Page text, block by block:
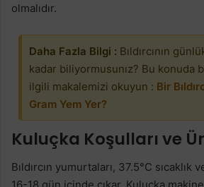
olmalıdır.
Daha Fazla Bilgi : Bıldırcının
kadar biliyormusunız? Bu konuda
ilgili makalemizi okuyun : Bir
Gram Yem Yer?
Kuluçka Koşulları ve
Bıldırcın yumurtaları, 37.5°C sıcaklık